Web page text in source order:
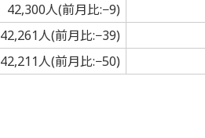
42,300人(前月比:−9)
42,261人(前月比:−39)
42,211人(前月比:−50)